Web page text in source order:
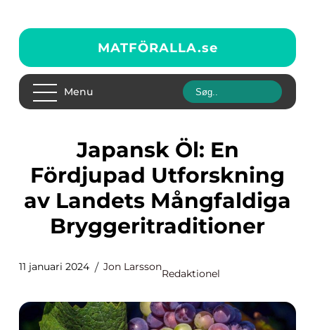
MATFÖRALLA.se
Menu
Japansk Öl: En
Fördjupad Utforskning
av Landets Mångfaldiga
Bryggeritraditioner
11 januari 2024 Jon Larsson
Redaktionel